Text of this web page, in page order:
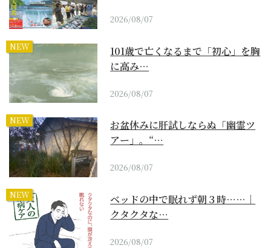
2026/08/07
NEW
101歳で亡くなるまで「初心」を胸
に高み…
2026/08/07
NEW
お盆休みに肝試しならぬ「幽霊ツ
アー」。“…
2026/08/07
NEW
ベッドの中で眠れず朝３時……｜
クタクタな…
2026/08/07